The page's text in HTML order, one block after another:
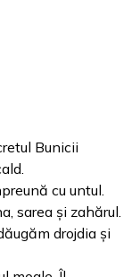
Bunicii
cu untul.
sarea și zahărul.
drojdia și